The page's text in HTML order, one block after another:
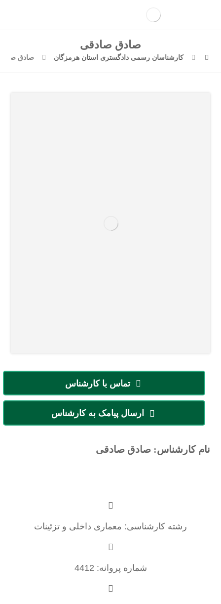
صادق صادقی
کارشناسان رسمی دادگستری استان هرمزگان صادق
تماس با کارشناس
ارسال پیامک به کارشناس
نام کارشناس: صادق صادقی
رشته کارشناسی: معماری داخلی و تزئینات
شماره پروانه: 4412